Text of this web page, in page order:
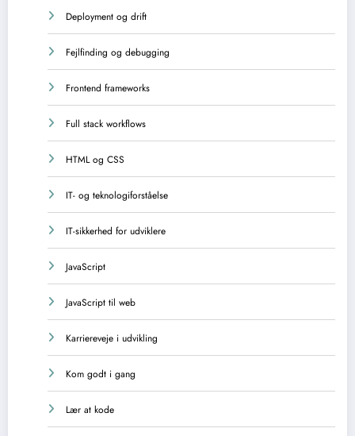
Deployment og drift
Fejlfinding og debugging
Frontend frameworks
Full stack workflows
HTML og CSS
IT- og teknologiforståelse
IT-sikkerhed for udviklere
JavaScript
JavaScript til web
Karriereveje i udvikling
Kom godt i gang
Lær at kode